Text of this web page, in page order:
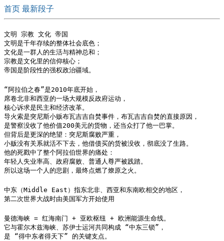
首页 最新段子
文明 宗教 文化 帝国
文明是千年存续的整体社会底色；
文化是一群人的生活与精神总和；
宗教是文化里的信仰核心；
帝国是阶段性的强权政治疆域。
“阿拉伯之春”是2010年底开始，
席卷北非和西亚的一场大规模反政府运动，
核心诉求是民主和经济改革。
导火索是突尼斯小贩布瓦吉吉自焚事件，布瓦吉吉自焚的直接原因，
是警察没收了他价值200美元的货物，还当众打了他一巴掌。
但背后是更深的绝望：突尼斯腐败严重，
小贩没有关系就活不下去，他借债买的货被没收，彻底没了生路。
他的死戳中了整个阿拉伯世界的痛处：
年轻人失业率高、政府腐败、普通人尊严被践踏。
所以这场一个人的悲剧，最终点燃了燎原之火。
中东（Middle East）指东北非、西亚和东南欧相交的地区，
第二次世界大战时由美国军方开始使用
曼德海峡 = 红海南门 + 亚欧枢纽 + 欧洲能源生命线。
它与霍尔木兹海峡、苏伊士运河共同构成 “中东三锁”，
是 “得中东者得天下” 的关键支点。